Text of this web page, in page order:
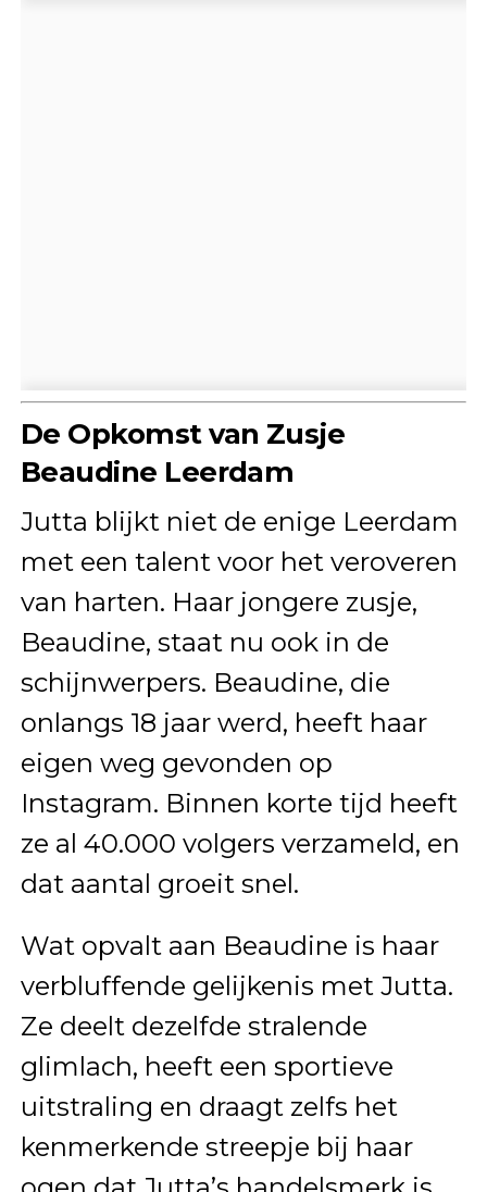
De Opkomst van Zusje
Beaudine Leerdam
Jutta blijkt niet de enige Leerdam
met een talent voor het veroveren
van harten. Haar jongere zusje,
Beaudine, staat nu ook in de
schijnwerpers. Beaudine, die
onlangs 18 jaar werd, heeft haar
eigen weg gevonden op
Instagram. Binnen korte tijd heeft
ze al 40.000 volgers verzameld, en
dat aantal groeit snel.
Wat opvalt aan Beaudine is haar
verbluffende gelijkenis met Jutta.
Ze deelt dezelfde stralende
glimlach, heeft een sportieve
uitstraling en draagt zelfs het
kenmerkende streepje bij haar